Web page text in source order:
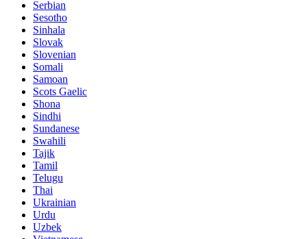
Serbian
Sesotho
Sinhala
Slovak
Slovenian
Somali
Samoan
Scots Gaelic
Shona
Sindhi
Sundanese
Swahili
Tajik
Tamil
Telugu
Thai
Ukrainian
Urdu
Uzbek